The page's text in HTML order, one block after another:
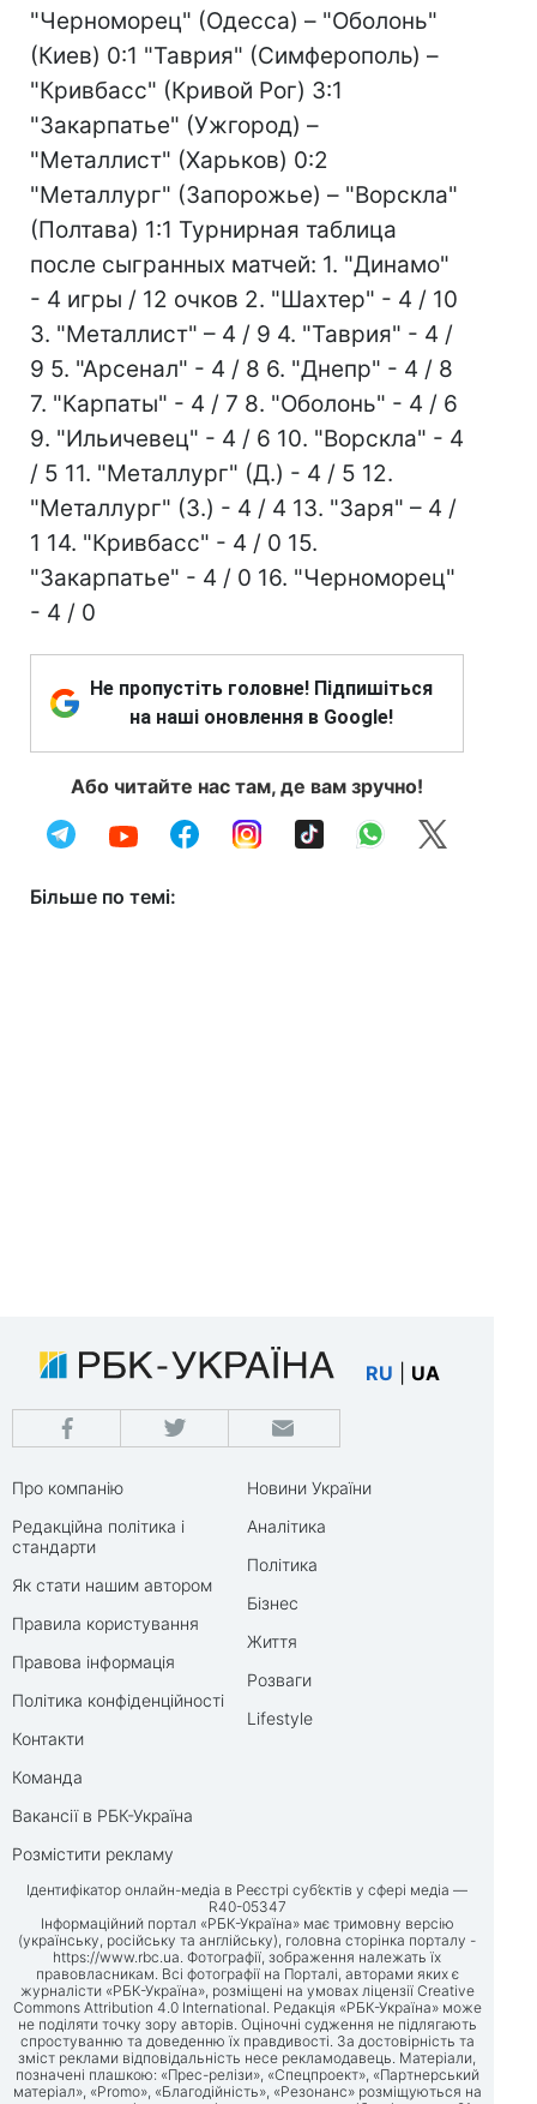
"Черноморец" (Одесса) – "Оболонь"
(Киев) 0:1 "Таврия" (Симферополь) –
"Кривбасс" (Кривой Рог) 3:1
"Закарпатье" (Ужгород) –
"Металлист" (Харьков) 0:2
"Металлург" (Запорожье) – "Ворскла"
(Полтава) 1:1 Турнирная таблица
после сыгранных матчей: 1. "Динамо"
- 4 игры / 12 очков 2. "Шахтер" - 4 / 10
3. "Металлист" – 4 / 9 4. "Таврия" - 4 /
9 5. "Арсенал" - 4 / 8 6. "Днепр" - 4 / 8
7. "Карпаты" - 4 / 7 8. "Оболонь" - 4 / 6
9. "Ильичевец" - 4 / 6 10. "Ворскла" - 4
/ 5 11. "Металлург" (Д.) - 4 / 5 12.
"Металлург" (З.) - 4 / 4 13. "Заря" – 4 /
1 14. "Кривбасс" - 4 / 0 15.
"Закарпатье" - 4 / 0 16. "Черноморец"
- 4 / 0
Не пропустіть головне! Підпишіться
на наші оновлення в Google!
Або читайте нас там, де вам зручно!
Більше по темі:
RU UA
Про компанію
Редакційна політика і
стандарти
Як стати нашим автором
Правила користування
Правова інформація
Політика конфіденційності
Контакти
Команда
Вакансії в РБК-Україна
Розмістити рекламу
Новини України
Аналітика
Політика
Бізнес
Життя
Розваги
Lifestyle
Ідентифікатор онлайн-медіа в Реєстрі суб’єктів у сфері медіа —
R40-05347
Інформаційний портал «РБК-Україна» має тримовну версію
(українську, російську та англійську), головна сторінка порталу -
https://www.rbc.ua. Фотографії, зображення належать їх
правовласникам. Всі фотографії на Порталі, авторами яких є
журналісти «РБК-Україна», розміщені на умовах ліцензії Creative
Commons Attribution 4.0 International. Редакція «РБК-Україна» може
не поділяти точку зору авторів. Оціночні судження не підлягають
спростуванню та доведенню їх правдивості. За достовірність та
зміст реклами відповідальність несе рекламодавець. Матеріали,
позначені плашкою: «Прес-релізи», «Спецпроект», «Партнерський
матеріал», «Promo», «Благодійність», «Резонанс» розміщуються на